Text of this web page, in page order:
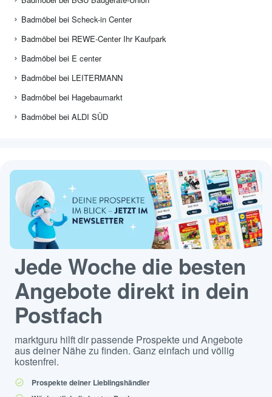
Badmöbel bei Scheck-in Center
Badmöbel bei REWE-Center Ihr Kaufpark
Badmöbel bei E center
Badmöbel bei LEITERMANN
Badmöbel bei Hagebaumarkt
Badmöbel bei ALDI SÜD
Jede Woche die besten
Angebote direkt in dein
Postfach
marktguru hilft dir passende Prospekte und Angebote
aus deiner Nähe zu finden. Ganz einfach und völlig
kostenfrei.
Prospekte deiner Lieblingshändler